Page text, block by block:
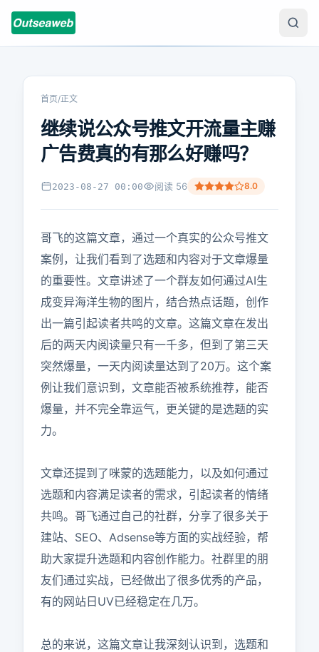
首页/正文
继续说公众号推文开流量主赚
广告费真的有那么好赚吗？
2023-08-27 00:00 阅读 56 8.0
哥飞的这篇文章，通过一个真实的公众号推文
案例，让我们看到了选题和内容对于文章爆量
的重要性。文章讲述了一个群友如何通过AI生
成变异海洋生物的图片，结合热点话题，创作
出一篇引起读者共鸣的文章。这篇文章在发出
后的两天内阅读量只有一千多，但到了第三天
突然爆量，一天内阅读量达到了20万。这个案
例让我们意识到，文章能否被系统推荐，能否
爆量，并不完全靠运气，更关键的是选题的实
力。
文章还提到了咪蒙的选题能力，以及如何通过
选题和内容满足读者的需求，引起读者的情绪
共鸣。哥飞通过自己的社群，分享了很多关于
建站、SEO、Adsense等方面的实战经验，帮
助大家提升选题和内容创作能力。社群里的朋
友们通过实战，已经做出了很多优秀的产品，
有的网站日UV已经稳定在几万。
总的来说，这篇文章让我深刻认识到，选题和